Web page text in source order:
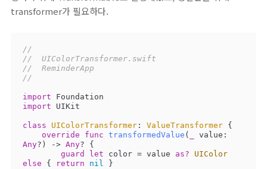
transformer가 필요하다.
//
//  UIColorTransformer.swift
//  ReminderApp
//
import
import UIKit
class UIColorTransformer : ValueTransformer {
override
func transformedValue ( value
Any? ) -> Any? {
guard
let color = value as?
UIColor
else { return nil }